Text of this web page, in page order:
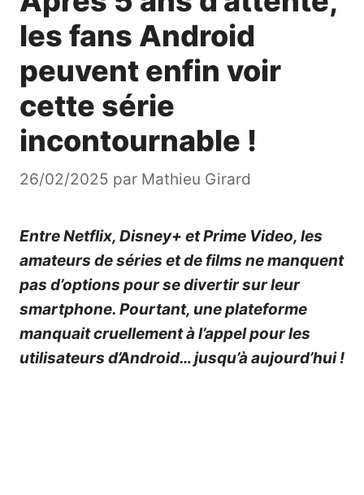
les fans Android
peuvent enfin voir
cette série
incontournable !
26/02/2025 par Mathieu Girard
Entre Netflix, Disney+ et Prime Video, les
amateurs de séries et de films ne manquent
pas d’options pour se divertir sur leur
smartphone. Pourtant, une plateforme
manquait cruellement à l’appel pour les
utilisateurs d’Android… jusqu’à aujourd’hui !